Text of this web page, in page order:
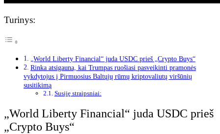
Turinys:
„World Liberty Financial“ juda USDC prieš „Crypto Buys“
Rinka atsigauna, kai Trumpas ruošiasi pasveikinti pramonės
vykdytojus į Pirmuosius Baltųjų rūmų kriptovaliutų viršūnių
susitikimą
Susiję straipsniai:
„World Liberty Financial“ juda USDC prieš
„Crypto Buys“